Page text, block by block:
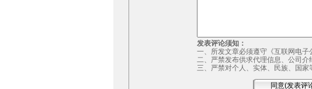
发表评论须知：
一、所发文章必须遵守《互联网电子
二、严禁发布供求代理信息、公司介
三、严禁对个人、实体、民族、国家